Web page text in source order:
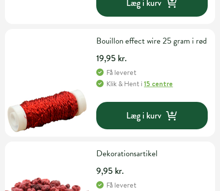
Læg i kurv
Bouillon effect wire 25 gram i rød
19,95 kr.
Få leveret
Klik & Hent i15 centre
Læg i kurv
Dekorationsartikel
9,95 kr.
Få leveret